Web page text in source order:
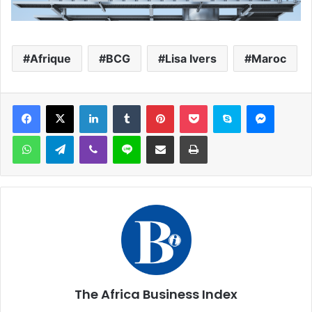
Afrique BCG Lisa Ivers Maroc
Facebook
X LinkedinTumblr PinterestPocket Skype
WhatsAppTelegramViber Ligne Partager par email Imprimer
The Africa Business Index